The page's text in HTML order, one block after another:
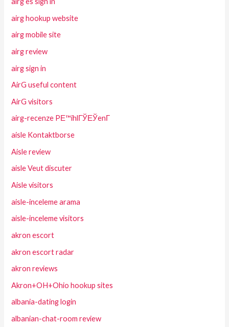
airg hookup website
airg mobile site
airg review
airg sign in
AirG useful content
AirG visitors
airg-recenze PЕ™ihlГЎЕЎenГ­
aisle Kontaktborse
Aisle review
aisle Veut discuter
Aisle visitors
aisle-inceleme arama
aisle-inceleme visitors
akron escort
akron escort radar
akron reviews
Akron+OH+Ohio hookup sites
albania-dating login
albanian-chat-room review